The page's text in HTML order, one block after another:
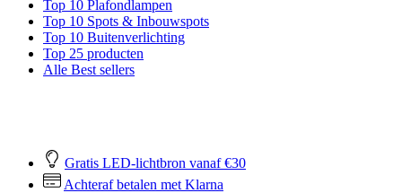
Top 10 Plafondlampen
Top 10 Spots & Inbouwspots
Top 10 Buitenverlichting
Top 25 producten
Alle Best sellers
Gratis LED-lichtbron vanaf €30
Achteraf betalen met Klarna